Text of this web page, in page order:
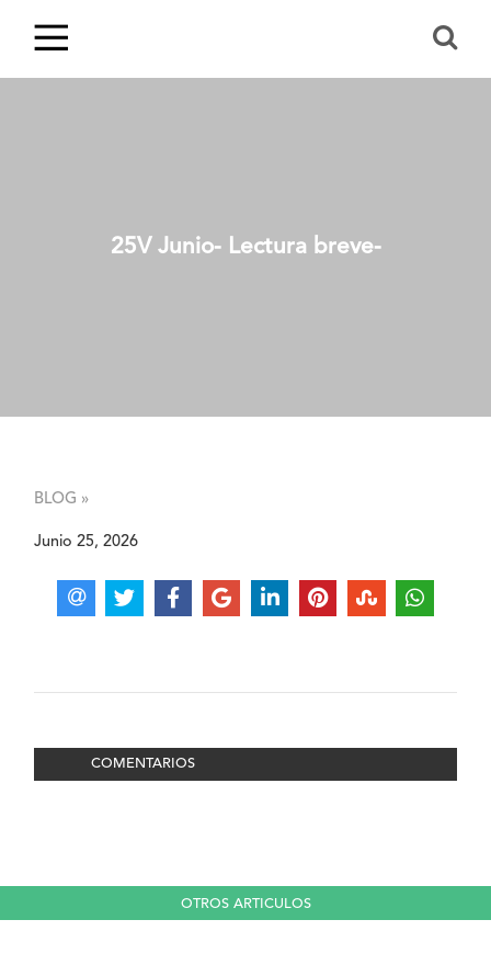
25V Junio- Lectura breve-
BLOG »
Junio 25, 2026
COMENTARIOS
OTROS ARTICULOS